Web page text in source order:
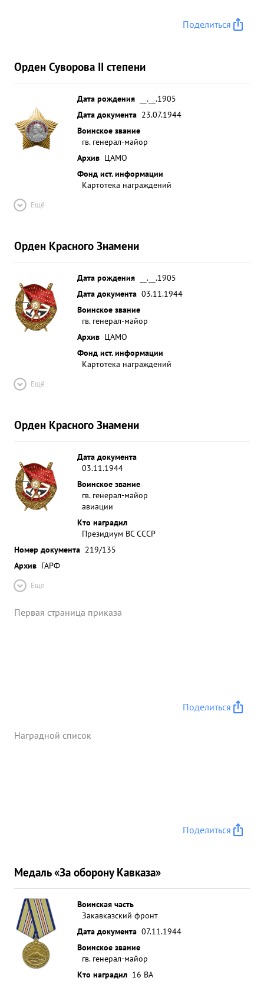
Поделиться
Орден Суворова II степени
Дата рождения
__.__.1905
Дата документа 23.07.1944
Воинское звание
гв. генерал-майор
Архив ЦАМО
Фонд ист. информации
Картотека награждений
Ещё
Орден Красного Знамени
Дата рождения
__.__.1905
Дата документа 03.11.1944
Воинское звание
гв. генерал-майор
Архив ЦАМО
Фонд ист. информации
Картотека награждений
Ещё
Орден Красного Знамени
Дата документа
03.11.1944
Воинское звание
гв. генерал-майор
авиации
Кто наградил
Президиум ВС СССР
Номер документа 219/135
Архив ГАРФ
Ещё
Первая страница приказа
Поделиться
Наградной список
Поделиться
Медаль «За оборону Кавказа»
Воинская часть
Закавказский фронт
Дата документа 07.11.1944
Воинское звание
гв. генерал-майор
Кто наградил 16 ВА